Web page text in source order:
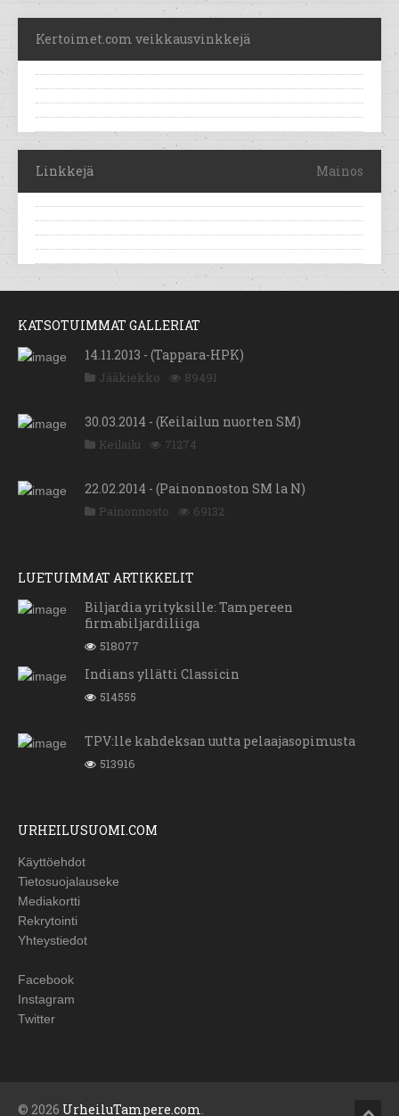
Kertoimet.com veikkausvinkkejä
Linkkejä Mainos
KATSOTUIMMAT GALLERIAT
14.11.2013 - (Tappara-HPK)
Jääkiekko 89491
30.03.2014 - (Keilailun nuorten SM)
Keilailu 71274
22.02.2014 - (Painonnoston SM la N)
Painonnosto 69132
LUETUIMMAT ARTIKKELIT
Biljardia yrityksille: Tampereen
firmabiljardiliiga
518077
Indians yllätti Classicin
514555
TPV:lle kahdeksan uutta pelaajasopimusta
513916
URHEILUSUOMI.COM
Käyttöehdot
Tietosuojalauseke
Mediakortti
Rekrytointi
Yhteystiedot
Facebook
Instagram
Twitter
© 2026 UrheiluTampere.com.